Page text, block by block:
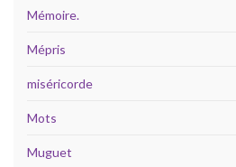
Mémoire.
Mépris
miséricorde
Mots
Muguet